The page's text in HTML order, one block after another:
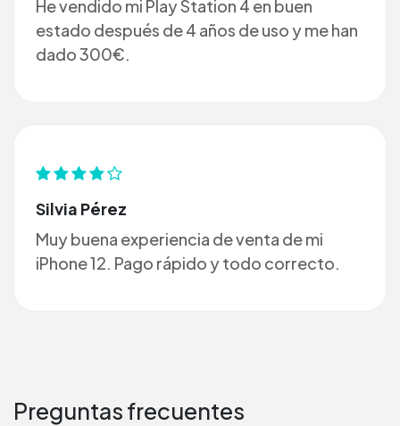
He vendido mi Play Station 4 en buen
estado después de 4 años de uso y me han
dado 300€.
Silvia Pérez
Muy buena experiencia de venta de mi
iPhone 12. Pago rápido y todo correcto.
Preguntas frecuentes